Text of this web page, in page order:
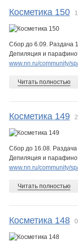
Косметика 150
Сбор до 6.09. Раздача
Депиляция и
www.nn.ru/community/
Читать полностью
Косметика 149
Сбор до 16.08. Раздача
Депиляция и
www.nn.ru/community/
Читать полностью
Косметика 148